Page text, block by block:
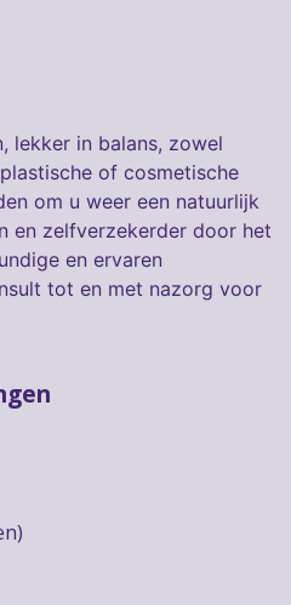
lekker in balans, zowel
of cosmetische
om u weer een natuurlijk
en zelfverzekerder door het
en ervaren
tot en met nazorg voor